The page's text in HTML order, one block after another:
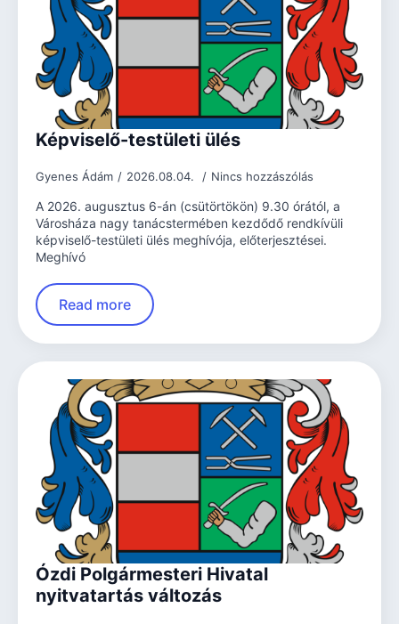
Képviselő-testületi ülés
Gyenes Ádám 2026.08.04. Nincs hozzászólás
A 2026. augusztus 6-án (csütörtökön) 9.30 órától, a
Városháza nagy tanácstermében kezdődő rendkívüli
képviselő-testületi ülés meghívója, előterjesztései.
Meghívó
Read more
Ózdi Polgármesteri Hivatal
nyitvatartás változás